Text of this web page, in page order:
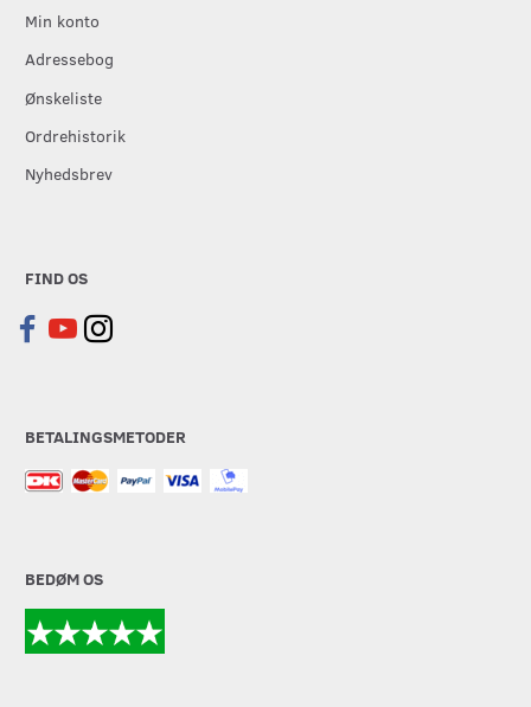
Min konto
Adressebog
Ønskeliste
Ordrehistorik
Nyhedsbrev
FIND OS
BETALINGSMETODER
BEDØM OS